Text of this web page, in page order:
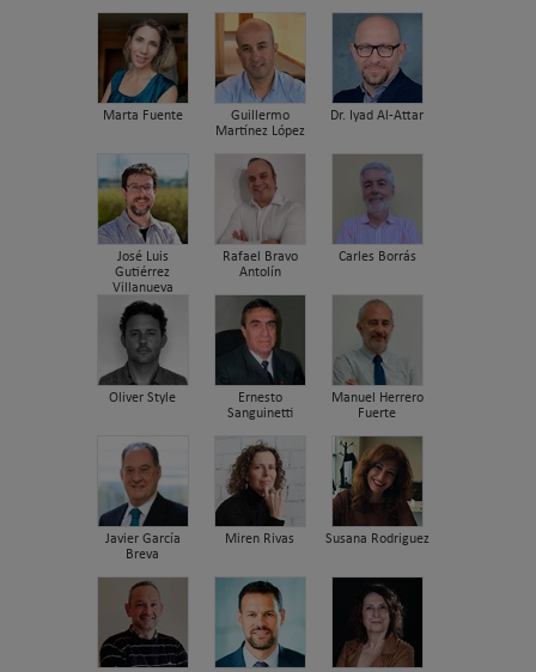
Marta Fuente
Guillermo
Martínez López
Dr. Iyad Al-Attar
José Luis
Gutiérrez
Villanueva
Rafael Bravo
Antolín
Carles Borrás
Oliver Style
Ernesto
Sanguinetti
Manuel Herrero
Fuerte
Javier García
Breva
Miren Rivas Susana Rodriguez